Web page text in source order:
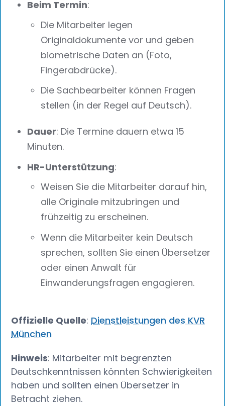
Beim Termin:
Die Mitarbeiter legen
Originaldokumente vor und geben
biometrische Daten an (Foto,
Fingerabdrücke).
Die Sachbearbeiter können Fragen
stellen (in der Regel auf Deutsch).
Dauer: Die Termine dauern etwa 15
Minuten.
HR-Unterstützung:
Weisen Sie die Mitarbeiter darauf hin,
alle Originale mitzubringen und
frühzeitig zu erscheinen.
Wenn die Mitarbeiter kein Deutsch
sprechen, sollten Sie einen Übersetzer
oder einen Anwalt für
Einwanderungsfragen engagieren.
Offizielle Quelle: Dienstleistungen des KVR
München
Hinweis: Mitarbeiter mit begrenzten
Deutschkenntnissen könnten Schwierigkeiten
haben und sollten einen Übersetzer in
Betracht ziehen.